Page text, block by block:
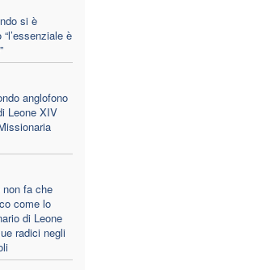
si è
è
anglofono
Leone XIV
fa che
come lo
di Leone
radici negli